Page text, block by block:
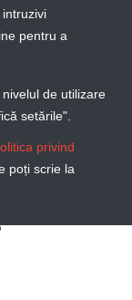
pentru a
de utilizare
setările".
privind
poți scrie la